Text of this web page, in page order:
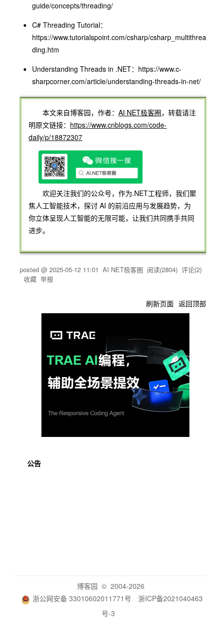
guide/concepts/threading/
C# Threading Tutorial：
https://www.tutorialspoint.com/csharp/csharp_multithrea
ding.htm
Understanding Threads in .NET：https://www.c-
sharpcorner.com/article/understanding-threads-in-net/
本文来自博客园，作者： AI·NET极客圈，转载请注
明原文链接： https://www.cnblogs.com/code-
daily/p/18872307
欢迎关注我们的公众号，作为.NET工程师，我们聚
焦人工智能技术，探讨 AI 的前沿应用与发展趋势，为
你立体呈现人工智能的无限可能，让我们共同携手共同
进步。
posted @ 2025-05-12 11:01 AI·NET极客圈 阅读(2804) 评论(2)
收藏 举报
刷新页面 返回顶部
公告
博客园 © 2004-2026
浙公网安备 33010602011771号
浙ICP备2021040463
号-3